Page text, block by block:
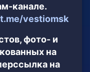
канале.
vestiomsk
фото- и
на
на